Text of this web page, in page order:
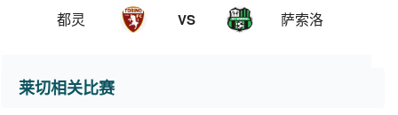
都灵 VS 萨索洛
莱切相关比赛